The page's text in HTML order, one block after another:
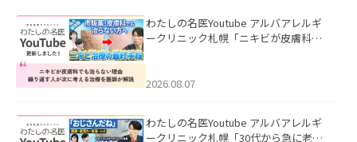
わたしの名医Youtube アルバアレルギ
ークリニック札幌「ニキビが皮膚科で
ました。
2026.08.07
わたしの名医Youtube アルバアレルギ
ークリニック札幌「30代から急に老け